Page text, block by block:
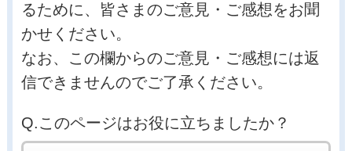
るために、皆さまのご意見・ご感想をお聞
かせください。
なお、この欄からのご意見・ご感想には返
信できませんのでご了承ください。
Q.このページはお役に立ちましたか？